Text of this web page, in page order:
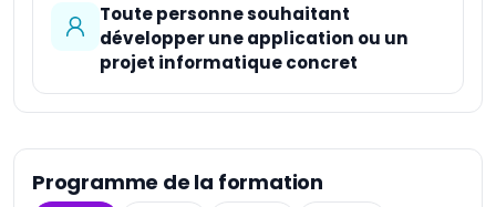
Toute personne souhaitant
développer une application ou un
projet informatique concret
Programme de la formation